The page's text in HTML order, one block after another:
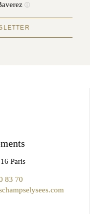
Paris
83 70